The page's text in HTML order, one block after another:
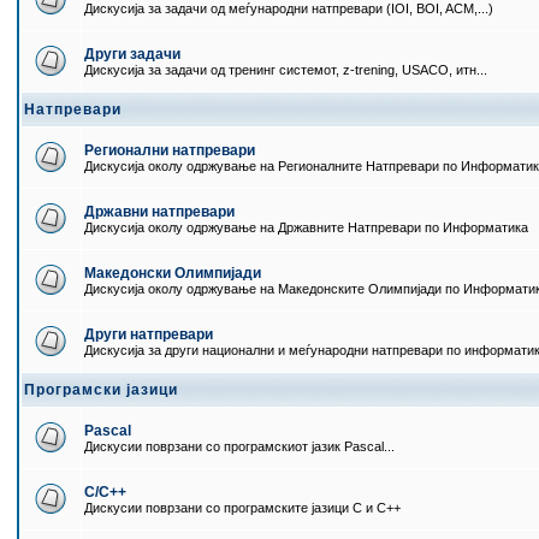
Дискусија за задачи од меѓународни натпревари (IOI, BOI, ACM,...)
Други задачи
Дискусија за задачи од тренинг системот, z-trening, USACO, итн...
Натпревари
Регионални натпревари
Дискусија околу одржување на Регионалните Натпревари по
Државни натпревари
Дискусија околу одржување на Државните Натпревари по Информатика
Македонски Олимпијади
Дискусија околу одржување на Македонските Олимпијади по
Други натпревари
Дискусија за други национални и меѓународни натпревари по
Програмски јазици
Pascal
Дискусии поврзани со програмскиот јазик Pascal...
C/C++
Дискусии поврзани со програмските јазици C и C++